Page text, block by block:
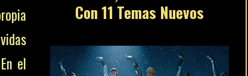
el
Con 11 Temas Nuevos